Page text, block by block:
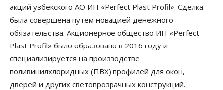
акций узбекского АО ИП «Perfect Plast Profil». Сделка
была совершена путем новацией денежного
обязательства. Акционерное общество ИП «Perfect
Plast Profil» было образовано в 2016 году и
специализируется на производстве
поливинилхлоридных (ПВХ) профилей для окон,
дверей и других светопрозрачных конструкций.